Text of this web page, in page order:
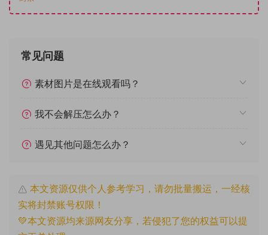
常见问题
素材图片是在线观看吗？
我不会解压怎么办？
遇见其他问题怎么办？
本文资源仅供个人参考学习，请勿批量搬运，一经核
实将封禁账号权限！
💚本文资源均来源网友分享，若侵犯了您的权益可以提